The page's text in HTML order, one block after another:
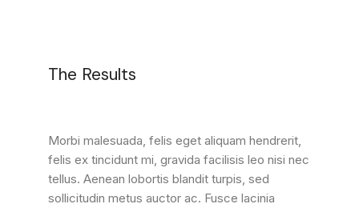
The Results
Morbi malesuada, felis eget aliquam hendrerit,
felis ex tincidunt mi, gravida facilisis leo nisi nec
tellus. Aenean lobortis blandit turpis, sed
sollicitudin metus auctor ac. Fusce lacinia